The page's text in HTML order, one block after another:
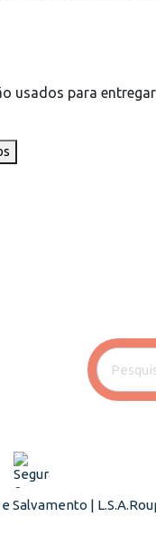
usados para
Salvamento | L.S.A.